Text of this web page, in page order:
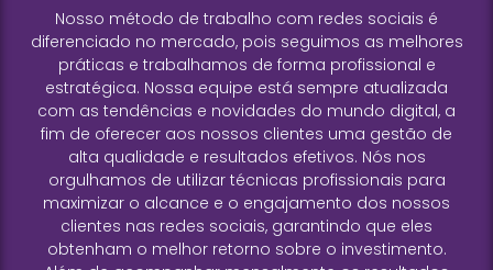
Nosso método de trabalho com redes sociais é
diferenciado no mercado, pois seguimos as melhores
práticas e trabalhamos de forma profissional e
estratégica. Nossa equipe está sempre atualizada
com as tendências e novidades do mundo digital, a
fim de oferecer aos nossos clientes uma gestão de
alta qualidade e resultados efetivos. Nós nos
orgulhamos de utilizar técnicas profissionais para
maximizar o alcance e o engajamento dos nossos
clientes nas redes sociais, garantindo que eles
obtenham o melhor retorno sobre o investimento.